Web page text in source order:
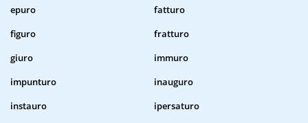
epuro
fatturo
figuro
fratturo
giuro
immuro
impunturo
inauguro
instauro
ipersaturo